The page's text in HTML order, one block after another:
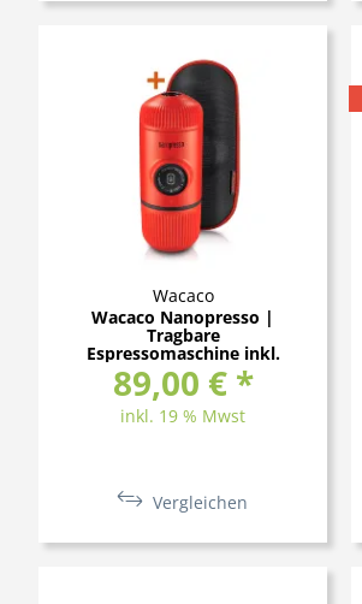
Wacaco
Wacaco Nanopresso |
Tragbare
Espressomaschine inkl.
Schutzhülle
89,00 € *
inkl. 19 % Mwst
Vergleichen